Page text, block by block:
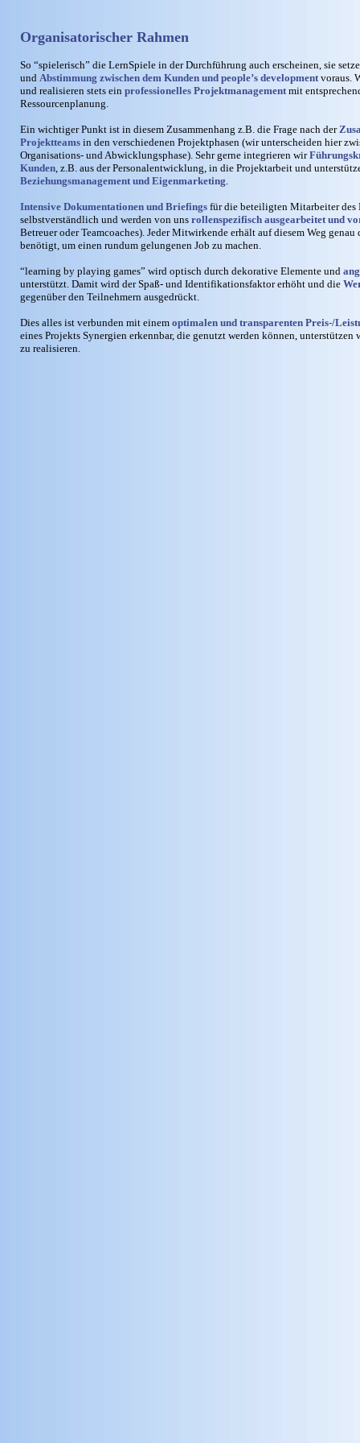
Organisatorischer Rahmen
So “spielerisch” die LernSpiele in der Durchführung auch erscheinen, sie
und Abstimmung zwischen dem Kunden und people’s developmentvoraus.
und realisieren stets ein professionelles Projektmanagementmit
Ressourcenplanung.
Ein wichtiger Punkt ist in diesem Zusammenhang z.B. die Frage nach der
Projektteams in den verschiedenen Projektphasen (wir unterscheiden hier
Organisations- und Abwicklungsphase). Sehr gerne integrieren wir
Kunden, z.B. aus der Personalentwicklung, in die Projektarbeit und
Beziehungsmanagement und Eigenmarketing.
Intensive Dokumentationen und Briefings für die beteiligten Mitarbeiter des
selbstverständlich und werden von uns rollenspezifisch ausgearbeitet und
Betreuer oder Teamcoaches). Jeder Mitwirkende erhält auf diesem Weg
benötigt, um einen rundum gelungenen Job zu machen.
“learning by playing games” wird optisch durch dekorative Elemente und
unterstützt. Damit wird der Spaß- und Identifikationsfaktor erhöht und die
gegenüber den Teilnehmern ausgedrückt.
Dies alles ist verbunden mit einem optimalen und transparenten Preis-/
eines Projekts Synergien erkennbar, die genutzt werden können, unterstützen
zu realisieren.